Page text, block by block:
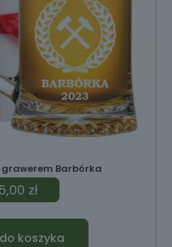
Barbórka
zł
koszyka